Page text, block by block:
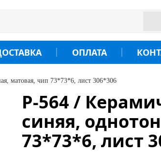
ОПЛАТА
матовая, чип 73*73*6, лист 306*306
P-564 /
синяя,
73*73*6, лист